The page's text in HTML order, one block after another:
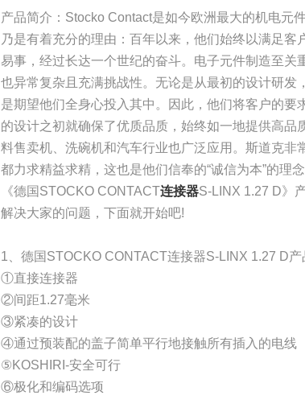
产品简介：Stocko Contact是如今欧洲最大的机电元
乃是有着充分的理由：百年以来，他们始终以满足
易事，经过长达一个世纪的奋斗。电子元件制造至关
也异常复杂且充满挑战性。无论是从最初的设计研发
是期望他们全身心投入其中。因此，他们将客户的要
的设计之初就确保了优质品质，始终如一地提供高品
料售卖机、洗碗机和汽车行业也广泛应用。斯道克非
都力求精益求精，这也是他们信奉的“诚信为本”的理
《德国STOCKO CONTACT连接器S-LINX 1.27 D》
解决大家的问题，下面就开始吧!
1、德国STOCKO CONTACT连接器S-LINX 1.27 D产
①直接连接器
②间距1.27毫米
③紧凑的设计
④通过预装配的盖子简单平行地接触所有插入的电线
⑤KOSHIRI-安全可行
⑥极化和编码选项